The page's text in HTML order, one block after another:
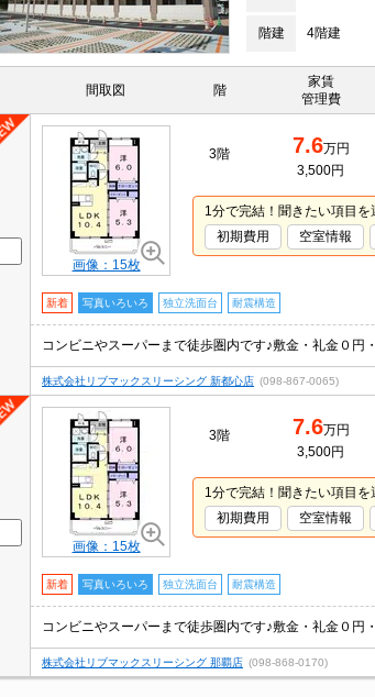
階建 4階建
間取図 階
家賃
管理費
画像：15枚
3階 7.6万円
3,500円
1分で完結！聞きたい項目を
初期費用
空室情報
新着 写真いろいろ 独立洗面台 耐震構造
コンビニやスーパーまで徒歩圏内です♪敷金・礼金０
株式会社リブマックスリーシング 新都心店 (098-867-0065)
画像：15枚
3階 7.6万円
3,500円
1分で完結！聞きたい項目を
初期費用
空室情報
新着 写真いろいろ 独立洗面台 耐震構造
コンビニやスーパーまで徒歩圏内です♪敷金・礼金０
株式会社リブマックスリーシング 那覇店 (098-868-0170)